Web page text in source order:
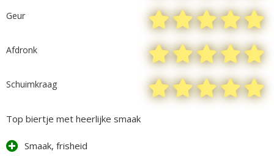
Geur
Afdronk
Schuimkraag
Top biertje met heerlijke smaak
Smaak, frisheid